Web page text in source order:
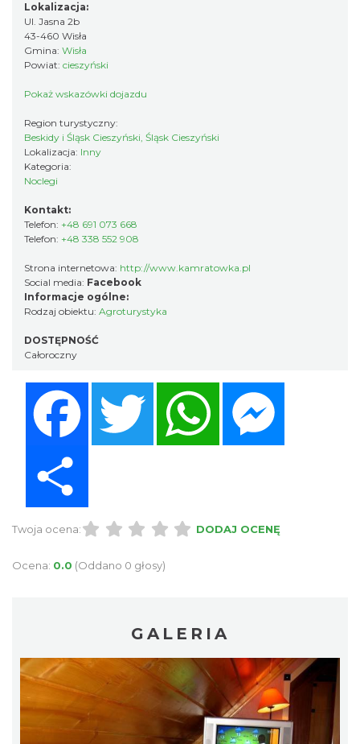
Lokalizacja:
Ul. Jasna 2b
43-460 Wisła
Gmina: Wisła
Powiat: cieszyński
Pokaż wskazówki dojazdu
Region turystyczny:
Beskidy i Śląsk Cieszyński, Śląsk Cieszyński
Lokalizacja: Inny
Kategoria:
Noclegi
Kontakt:
Telefon: +48 691 073 668
Telefon: +48 338 552 908
Strona internetowa: http://www.kamratowka.pl
Social media: Facebook
Informacje ogólne:
Rodzaj obiektu: Agroturystyka
DOSTĘPNOŚĆ
Całoroczny
Twitter WhatsApp
Twoja ocena: DODAJ OCENĘ
Ocena: 0.0 (Oddano 0 głosy)
GALERIA